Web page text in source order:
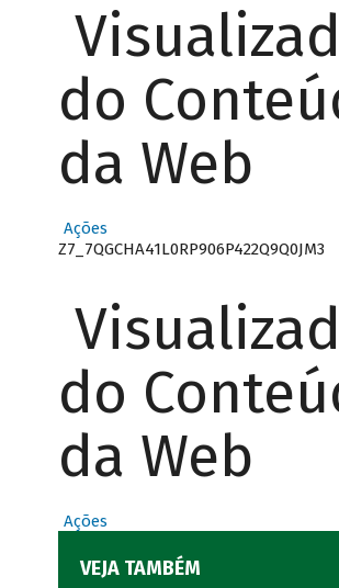
do
da Web
Ações
Z7_7QGCHA41L0RP906P422Q9Q0JM3
do
da Web
Ações
VEJA TAMBÉM